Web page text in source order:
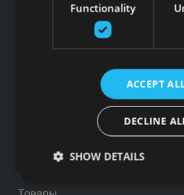
Подпишитесь на
Политика конфиденциальности
Functionality
ACCEPT
DECLINE
SHOW DETAILS